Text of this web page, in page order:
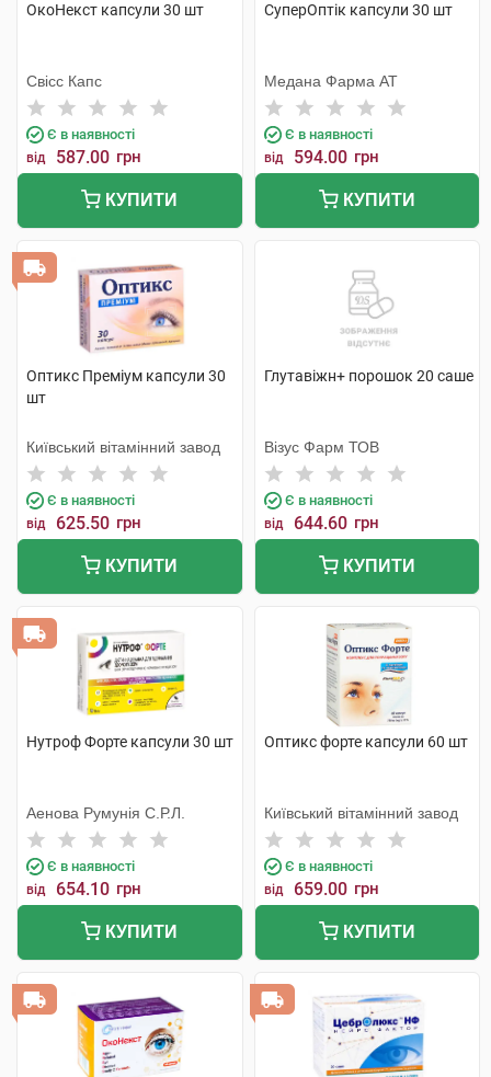
ОкоНекст капсули 30 шт
Свісс Капс
Є в наявності
від 587.00 грн
КУПИТИ
СуперОптік капсули 30 шт
Медана Фарма АТ
Є в наявності
від 594.00 грн
КУПИТИ
Оптикс Преміум капсули 30
шт
Київський вітамінний завод
Є в наявності
від 625.50 грн
КУПИТИ
Глутавіжн+ порошок 20 саше
Візус Фарм ТОВ
Є в наявності
від 644.60 грн
КУПИТИ
Нутроф Форте капсули 30 шт
Аенова Румунія С.Р.Л.
Є в наявності
від 654.10 грн
КУПИТИ
Оптикс форте капсули 60 шт
Київський вітамінний завод
Є в наявності
від 659.00 грн
КУПИТИ